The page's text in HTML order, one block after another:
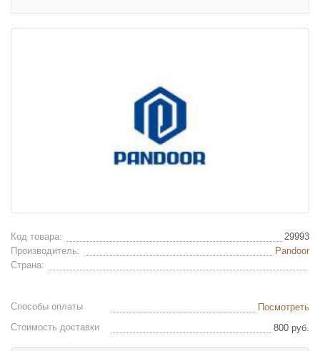
Код товара:
29993
Производитель:
Pandoor
Страна:
Способы оплаты
Посмотреть
Стоимость доставки
800 руб.